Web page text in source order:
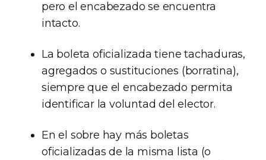
pero el encabezado se encuentra
intacto.
La boleta oficializada tiene tachaduras,
agregados o sustituciones (borratina),
siempre que el encabezado permita
identificar la voluntad del elector.
En el sobre hay más boletas
oficializadas de la misma lista (o